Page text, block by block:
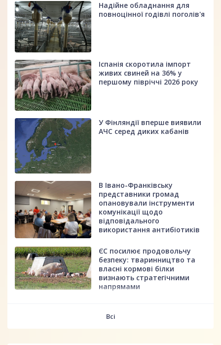
Надійне обладнання для
повноцінної годівлі поголів'я
Іспанія скоротила імпорт
живих свиней на 36% у
першому півріччі 2026 року
У Фінляндії вперше виявили
АЧС серед диких кабанів
В Івано-Франківську
представники громад
опановували інструменти
комунікації щодо
відповідального
використання антибіотиків
ЄС посилює продовольчу
безпеку: тваринництво та
власні кормові білки
визнають стратегічними
напрямами
Всі